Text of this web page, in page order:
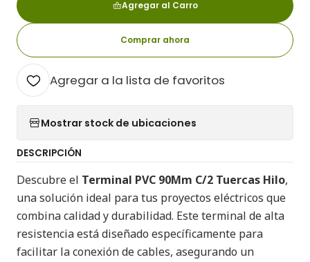
Agregar al Carro
Comprar ahora
Agregar a la lista de favoritos
Mostrar stock de ubicaciones
DESCRIPCIÓN
Descubre el Terminal PVC 90Mm C/2 Tuercas Hilo,
una solución ideal para tus proyectos eléctricos que
combina calidad y durabilidad. Este terminal de alta
resistencia está diseñado específicamente para
facilitar la conexión de cables, asegurando un